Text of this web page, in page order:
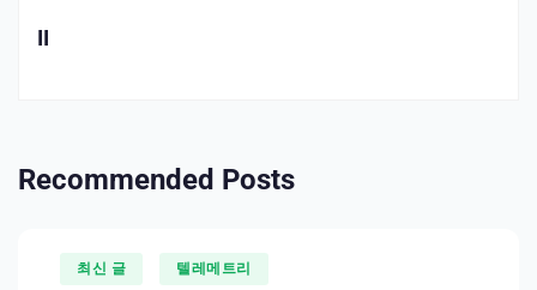
II
Recommended Posts
최신 글 텔레메트리